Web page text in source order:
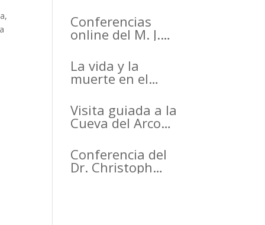
Primer Congreso
de Arqueología de
la Región de
organizado por el
CDL
Conferencias
online del M. J.
Active Inference
Institute
La vida y la
muerte en el
Arrixaca Life and
death in the
Arrabal of
Visita guiada a la
Cueva del Arco
Conferencia del
Dr. Christoph